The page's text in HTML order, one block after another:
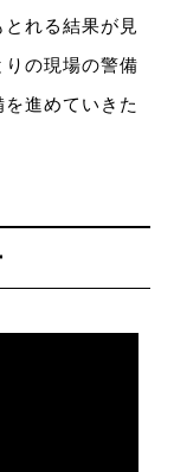
とれる結果が見
の現場の警備
進めていきた